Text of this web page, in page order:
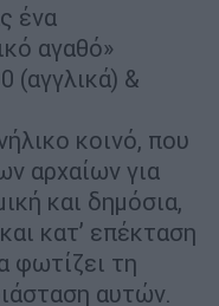
ένα
αγαθό»
(αγγλικά) &
κοινό, που
αρχαίων για
και δημόσια,
κατ’ επέκταση
φωτίζει τη
αυτών.